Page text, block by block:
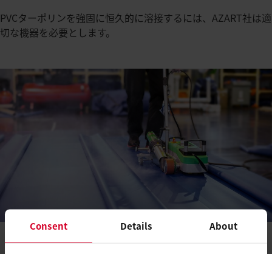
Consent Details About
PVCターポリンを強固に恒久的に溶接するには、AZART社は適
切な機器を必要とします。